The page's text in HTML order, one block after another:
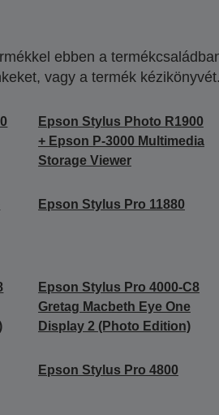
ebben a
vagy a termék kézikönyvét.
Epson Stylus Photo R1900
+ Epson P-3000 Multimedia
Storage Viewer
Epson Stylus Pro 11880
Epson Stylus Pro 4000-C8
Gretag Macbeth Eye One
Display 2 (Photo Edition)
Epson Stylus Pro 4800